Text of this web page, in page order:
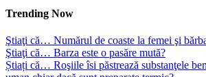
Trending Now
Ştiaţi că… Numărul de coaste la femei şi
Ştiaţi că… Barza este o pasăre mută?
Știați că… Roşiile îsi păstrează substanţele